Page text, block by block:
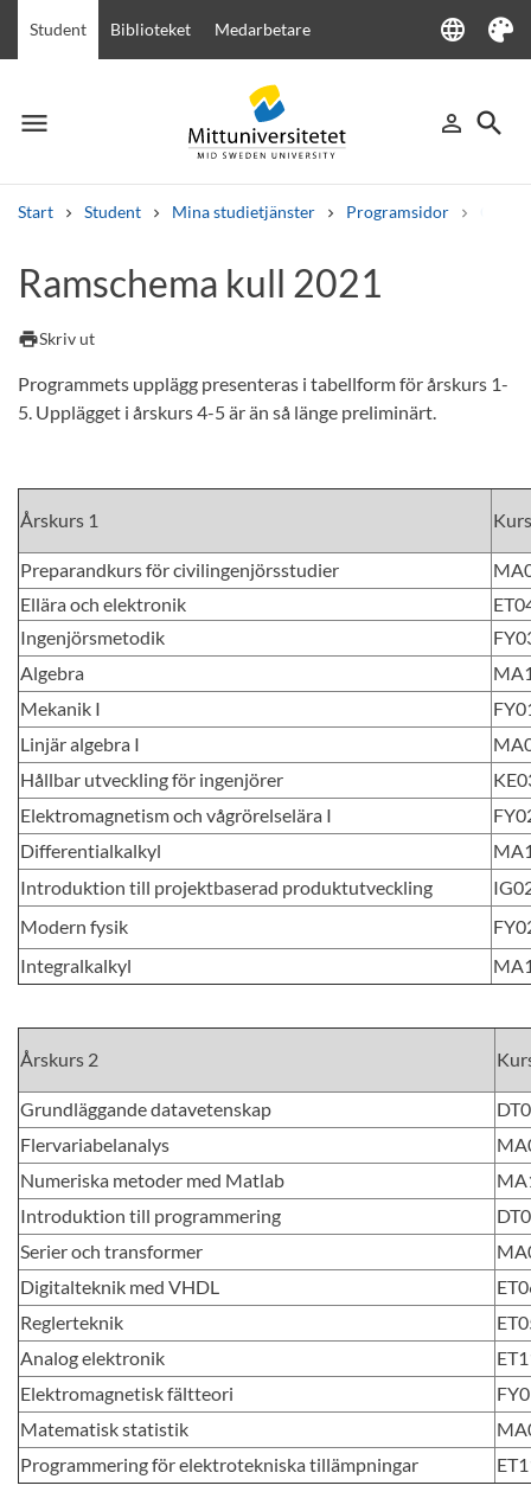
Student Biblioteket Medarbetare language
Language
Tema
menu
Meny person_outline
Logga in
search
Sök
Start Student Mina studietjänster Programsidor
Andra söktjänster
Kurser och program
Ramschema kull 2021
printSkriv ut
Programmets upplägg presenteras i tabellform för årskurs 1-
5. Upplägget i årskurs 4-5 är än så länge preliminärt.
Årskurs 1
Preparandkurs för civilingenjörsstudier
Ellära och elektronik
Ingenjörsmetodik
Algebra
Mekanik I
Linjär algebra I
Hållbar utveckling för ingenjörer
Elektromagnetism och vågrörelselära I
Differentialkalkyl
Introduktion till projektbaserad produktutveckling
Modern fysik
Integralkalkyl
Årskurs 2
Grundläggande datavetenskap
Flervariabelanalys
Numeriska metoder med Matlab
Introduktion till programmering
Serier och transformer
Digitalteknik med VHDL
Reglerteknik
Analog elektronik
Elektromagnetisk fältteori
Matematisk statistik
Programmering för elektrotekniska tillämpningar